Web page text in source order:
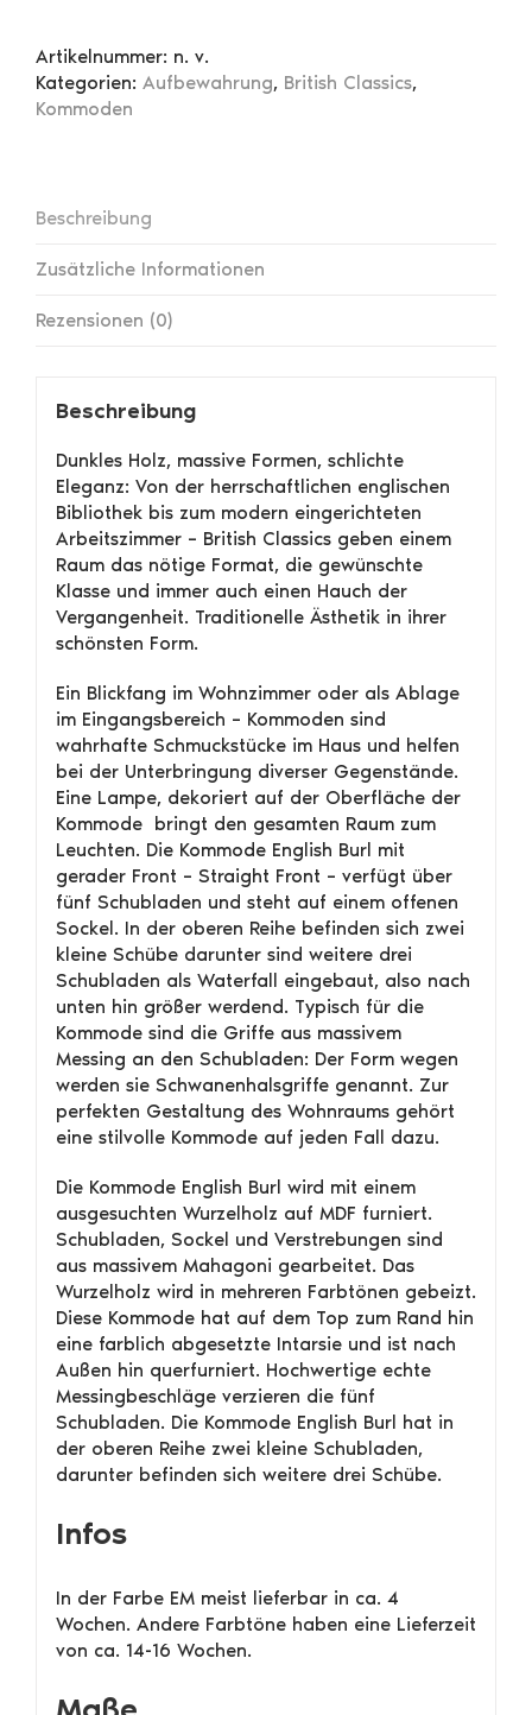
Artikelnummer: n. v.
Kategorien: Aufbewahrung, British Classics,
Kommoden
Beschreibung
Zusätzliche Informationen
Rezensionen (0)
Beschreibung
Dunkles Holz, massive Formen, schlichte
Eleganz: Von der herrschaftlichen englischen
Bibliothek bis zum modern eingerichteten
Arbeitszimmer – British Classics geben einem
Raum das nötige Format, die gewünschte
Klasse und immer auch einen Hauch der
Vergangenheit. Traditionelle Ästhetik in ihrer
schönsten Form.
Ein Blickfang im Wohnzimmer oder als Ablage
im Eingangsbereich – Kommoden sind
wahrhafte Schmuckstücke im Haus und helfen
bei der Unterbringung diverser Gegenstände.
Eine Lampe, dekoriert auf der Oberfläche der
Kommode bringt den gesamten Raum zum
Leuchten. Die Kommode English Burl mit
gerader Front – Straight Front – verfügt über
fünf Schubladen und steht auf einem offenen
Sockel. In der oberen Reihe befinden sich zwei
kleine Schübe darunter sind weitere drei
Schubladen als Waterfall eingebaut, also nach
unten hin größer werdend. Typisch für die
Kommode sind die Griffe aus massivem
Messing an den Schubladen: Der Form wegen
werden sie Schwanenhalsgriffe genannt. Zur
perfekten Gestaltung des Wohnraums gehört
eine stilvolle Kommode auf jeden Fall dazu.
Die Kommode English Burl wird mit einem
ausgesuchten Wurzelholz auf MDF furniert.
Schubladen, Sockel und Verstrebungen sind
aus massivem Mahagoni gearbeitet. Das
Wurzelholz wird in mehreren Farbtönen gebeizt.
Diese Kommode hat auf dem Top zum Rand hin
eine farblich abgesetzte Intarsie und ist nach
Außen hin querfurniert. Hochwertige echte
Messingbeschläge verzieren die fünf
Schubladen. Die Kommode English Burl hat in
der oberen Reihe zwei kleine Schubladen,
darunter befinden sich weitere drei Schübe.
Infos
In der Farbe EM meist lieferbar in ca. 4
Wochen. Andere Farbtöne haben eine Lieferzeit
von ca. 14-16 Wochen.